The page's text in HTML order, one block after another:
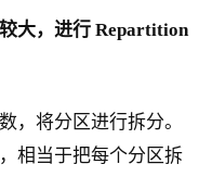
大，进行 Repartition
，将分区进行拆分。
相当于把每个分区拆